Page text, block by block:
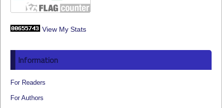
View My Stats
Information
For Readers
For Authors